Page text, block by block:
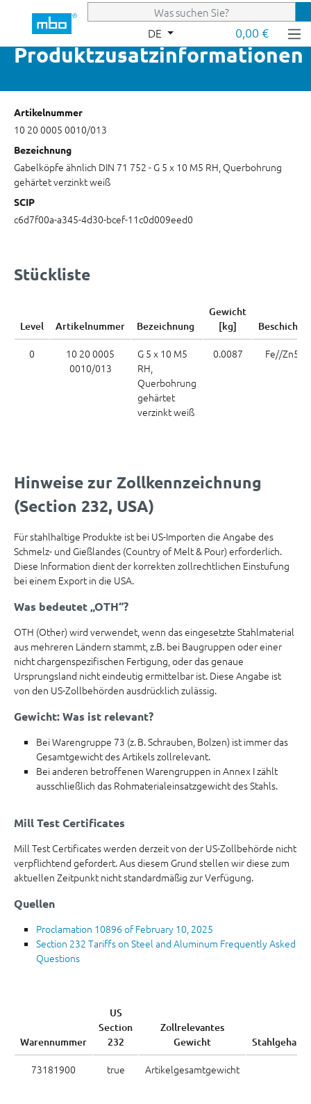
Zum Hauptinhalt springen
DE 0,00 €
Produktzusatzinformationen
Artikelnummer
10 20 0005 0010/013
Bezeichnung
Gabelköpfe ähnlich DIN 71 752 - G 5 x 10 M5 RH, Querbohrung
gehärtet verzinkt weiß
SCIP
c6d7f00a-a345-4d30-bcef-11c0d009eed0
Stückliste
Level Artikelnummer Bezeichnung
Gewicht
[kg]
0
10 20 0005
0010/013
G 5 x 10 M5
RH,
Querbohrung
gehärtet
verzinkt weiß
0.0087 Fe//Zn5c B
Hinweise zur Zollkennzeichnung
(Section 232, USA)
Für stahlhaltige Produkte ist bei US-Importen die Angabe des
Schmelz- und Gießlandes (Country of Melt & Pour) erforderlich.
Diese Information dient der korrekten zollrechtlichen Einstufung
bei einem Export in die USA.
Was bedeutet „OTH“?
OTH (Other) wird verwendet, wenn das eingesetzte Stahlmaterial
aus mehreren Ländern stammt, z.B. bei Baugruppen oder einer
nicht chargenspezifischen Fertigung, oder das genaue
Ursprungsland nicht eindeutig ermittelbar ist. Diese Angabe ist
von den US-Zollbehörden ausdrücklich zulässig.
Gewicht: Was ist relevant?
Bei Warengruppe 73 (z. B. Schrauben, Bolzen) ist immer das
Gesamtgewicht des Artikels zollrelevant.
Bei anderen betroffenen Warengruppen in Annex I zählt
ausschließlich das Rohmaterialeinsatzgewicht des Stahls.
Mill Test Certificates
Mill Test Certificates werden derzeit von der US-Zollbehörde nicht
verpflichtend gefordert. Aus diesem Grund stellen wir diese zum
aktuellen Zeitpunkt nicht standardmäßig zur Verfügung.
Quellen
Proclamation 10896 of February 10, 2025
Section 232 Tariffs on Steel and Aluminum Frequently Asked
Questions
Warennummer
US
Section
232
Zollrelevantes
Gewicht
Stahlgehalt
73181900 true Artikelgesamtgewicht